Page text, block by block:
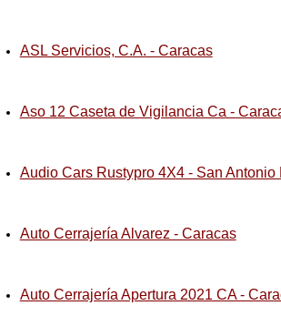
ASL Servicios, C.A. - Caracas
Aso 12 Caseta de Vigilancia Ca -
Audio Cars Rustypro 4X4 - San Antonio
Auto Cerrajería Alvarez - Caracas
Auto Cerrajería Apertura 2021 CA -